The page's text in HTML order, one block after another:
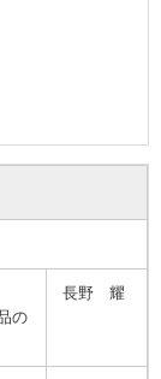
の
長野 耀